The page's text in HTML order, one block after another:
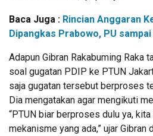
Baca Juga : Rincian Anggaran
Dipangkas Prabowo, PU
Adapun Gibran Rakabuming Raka
soal gugatan PDIP ke PTUN
saja gugatan tersebut berproses
Dia mengatakan agar mengikuti
“PTUN biar berproses dulu ya,
mekanisme yang ada,” ujar Gibran